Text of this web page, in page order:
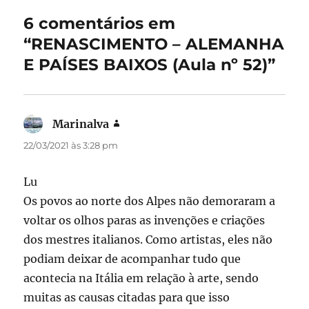
o
o
k
o
n
6 comentários em
“RENASCIMENTO – ALEMANHA
E PAÍSES BAIXOS (Aula nº 52)”
Marinalva
22/03/2021 às 3:28 pm
Lu
Os povos ao norte dos Alpes não demoraram a
voltar os olhos paras as invenções e criações
dos mestres italianos. Como artistas, eles não
podiam deixar de acompanhar tudo que
acontecia na Itália em relação à arte, sendo
muitas as causas citadas para que isso